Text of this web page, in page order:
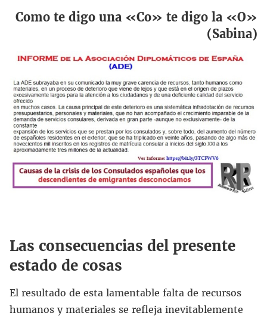
Como te digo una «Co» te digo la «O»
(Sabina)
Las consecuencias del presente
estado de cosas
El resultado de esta lamentable falta de recursos
humanos y materiales se refleja inevitablemente